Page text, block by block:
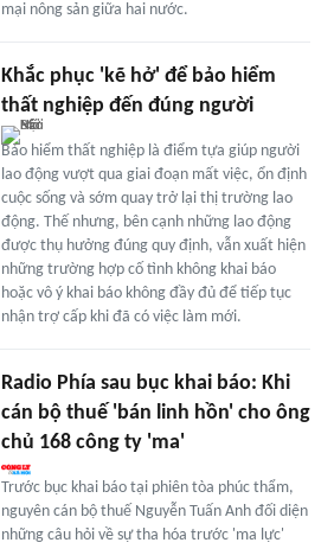
mại nông sản giữa hai nước.
Khắc phục 'kẽ hở' để bảo hiểm
thất nghiệp đến đúng người
Bảo hiểm thất nghiệp là điểm tựa giúp người
lao động vượt qua giai đoạn mất việc, ổn định
cuộc sống và sớm quay trở lại thị trường lao
động. Thế nhưng, bên cạnh những lao động
được thụ hưởng đúng quy định, vẫn xuất hiện
những trường hợp cố tình không khai báo
hoặc vô ý khai báo không đầy đủ để tiếp tục
nhận trợ cấp khi đã có việc làm mới.
Radio Phía sau bục khai báo: Khi
cán bộ thuế 'bán linh hồn' cho ông
chủ 168 công ty 'ma'
Trước bục khai báo tại phiên tòa phúc thẩm,
nguyên cán bộ thuế Nguyễn Tuấn Anh đối diện
những câu hỏi về sự tha hóa trước 'ma lực'